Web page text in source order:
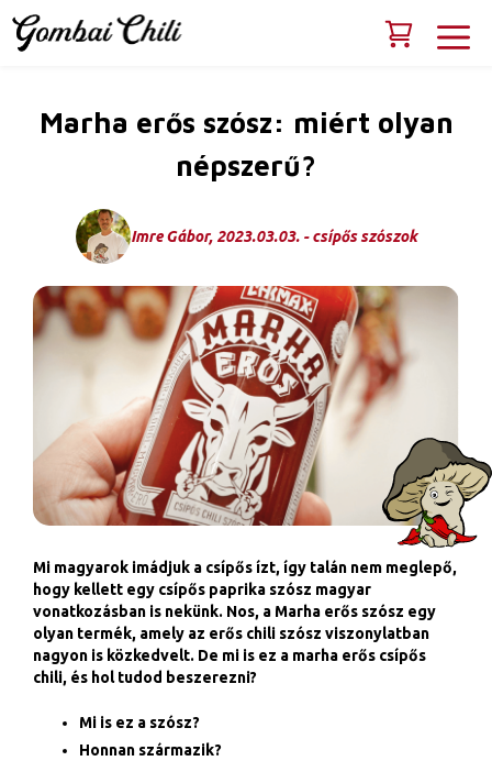
tartalomba
Marha erős szósz: miért olyan
népszerű?
Imre Gábor, 2023.03.03. - csípős szószok
Mi magyarok imádjuk a csípős ízt, így talán nem meglepő,
hogy kellett egy csípős paprika szósz magyar
vonatkozásban is nekünk. Nos, a Marha erős szósz egy
olyan termék, amely az erős chili szósz viszonylatban
nagyon is közkedvelt. De mi is ez a marha erős csípős
chili, és hol tudod beszerezni?
Mi is ez a szósz?
Honnan származik?